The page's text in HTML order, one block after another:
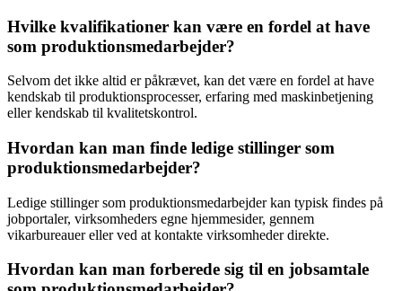
Hvilke kvalifikationer kan være en fordel at have
som produktionsmedarbejder?
Selvom det ikke altid er påkrævet, kan det være en fordel at have
kendskab til produktionsprocesser, erfaring med maskinbetjening
eller kendskab til kvalitetskontrol.
Hvordan kan man finde ledige stillinger som
produktionsmedarbejder?
Ledige stillinger som produktionsmedarbejder kan typisk findes på
jobportaler, virksomheders egne hjemmesider, gennem
vikarbureauer eller ved at kontakte virksomheder direkte.
Hvordan kan man forberede sig til en jobsamtale